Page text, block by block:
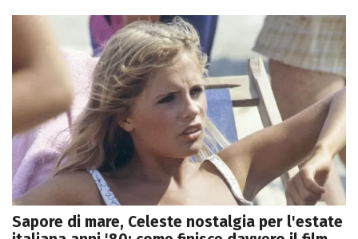
Sapore di mare, Celeste nostalgia per l'estate